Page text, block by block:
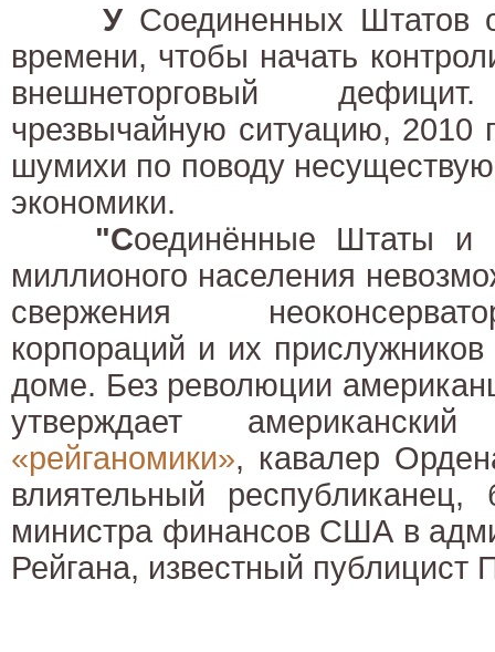
У Соединенных Штатов
времени, чтобы начать
внешнеторговый
чрезвычайную ситуацию, 2010
шумихи по поводу
экономики.
"Соединённые Штаты и
миллионого населения
свержения
корпораций и их
доме. Без революции
утверждает
«рейганомики», кавалер
влиятельный республиканец,
министра финансов США в
Рейгана, известный публицист